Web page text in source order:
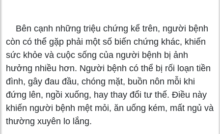
Bên cạnh những triệu chứng kể trên, người bệnh
còn có thể gặp phải một số biến chứng khác, khiến
sức khỏe và cuộc sống của người bệnh bị ảnh
hưởng nhiều hơn. Người bệnh có thể bị rối loạn tiền
đình, gây đau đầu, chóng mặt, buồn nôn mỗi khi
đứng lên, ngồi xuống, hay thay đổi tư thế. Điều này
khiến người bệnh mệt mỏi, ăn uống kém, mất ngủ và
thường xuyên lo lắng.